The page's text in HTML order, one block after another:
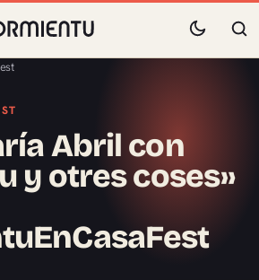
Abril con
y otres coses»